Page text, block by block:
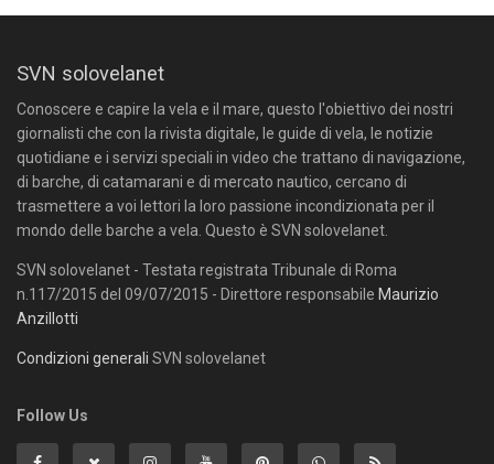
SVN solovelanet
Conoscere e capire la vela e il mare, questo l'obiettivo dei nostri
giornalisti che con la rivista digitale, le guide di vela, le notizie
quotidiane e i servizi speciali in video che trattano di navigazione,
di barche, di catamarani e di mercato nautico, cercano di
trasmettere a voi lettori la loro passione incondizionata per il
mondo delle barche a vela. Questo è SVN solovelanet.
SVN solovelanet - Testata registrata Tribunale di Roma
n.117/2015 del 09/07/2015 - Direttore responsabile Maurizio
Anzillotti
Condizioni generali SVN solovelanet
Follow Us